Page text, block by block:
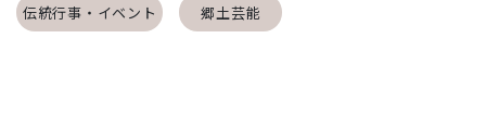
伝統行事・イベント 郷土芸能